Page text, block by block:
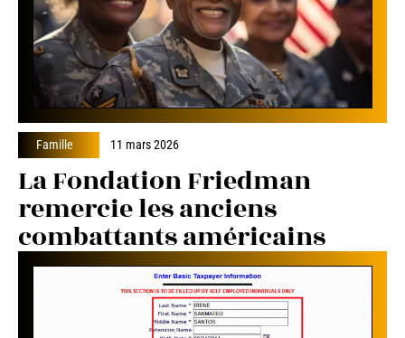
Famille 11 mars 2026
La Fondation Friedman
remercie les anciens
combattants américains